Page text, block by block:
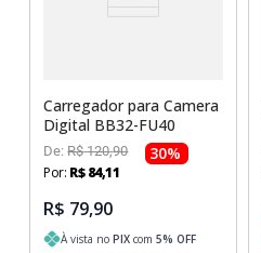
Carregador para Camera
Digital BB32-FU40
De:R$ 120,90 30%
Por: R$ 84,11
R$ 79,90
À vista noPIX com5% OFF